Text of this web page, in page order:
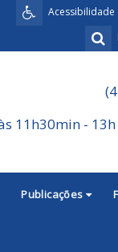
Acessibilidade
11h30min -
Publicações